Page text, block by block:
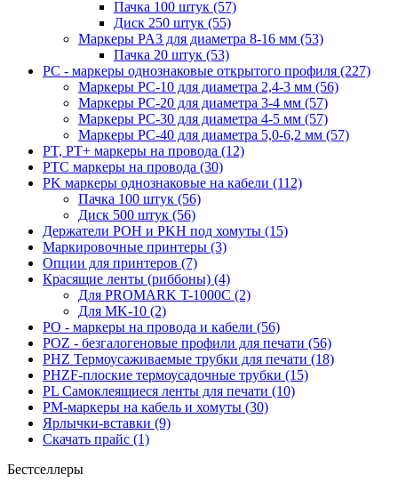
Пачка 100 штук (57)
Диск 250 штук (55)
Маркеры PA3 для диаметра 8-16 мм (53)
Пачка 20 штук (53)
PC - маркеры однознаковые открытого профиля (227)
Маркеры PC-10 для диаметра 2,4-3 мм (56)
Маркеры PC-20 для диаметра 3-4 мм (57)
Маркеры PC-30 для диаметра 4-5 мм (57)
Маркеры PC-40 для диаметра 5,0-6,2 мм (57)
PT, PT+ маркеры на провода (12)
PTC маркеры на провода (30)
PK маркеры однознаковые на кабели (112)
Пачка 100 штук (56)
Диск 500 штук (56)
Держатели POH и PKH под хомуты (15)
Маркировочные принтеры (3)
Опции для принтеров (7)
Красящие ленты (риббоны) (4)
Для PROMARK T-1000C (2)
Для MK-10 (2)
PO - маркеры на провода и кабели (56)
POZ - безгалогеновые профили для печати (56)
PHZ Термоусаживаемые трубки для печати (18)
PHZF-плоские термоусадочные трубки (15)
PL Самоклеящиеся ленты для печати (10)
PM-маркеры на кабель и хомуты (30)
Ярлычки-вставки (9)
Скачать прайс (1)
Бестселлеры